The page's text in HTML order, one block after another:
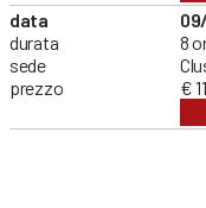
data
durata
sede
prezzo
8
€